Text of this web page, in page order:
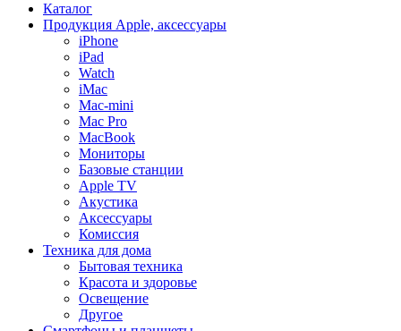
Каталог
Продукция Apple, аксессуары
iPhone
iPad
Watch
iMac
Mac-mini
Mac Pro
MacBook
Мониторы
Базовые станции
Apple TV
Акустика
Аксессуары
Комиссия
Техника для дома
Бытовая техника
Красота и здоровье
Освещение
Другое